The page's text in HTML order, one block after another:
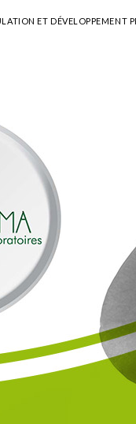
ET DÉVELOPPEMENT